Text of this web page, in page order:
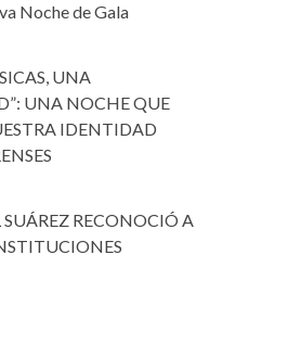
Noche de Gala
UNA
UNA NOCHE QUE
IDENTIDAD
RECONOCIÓ A